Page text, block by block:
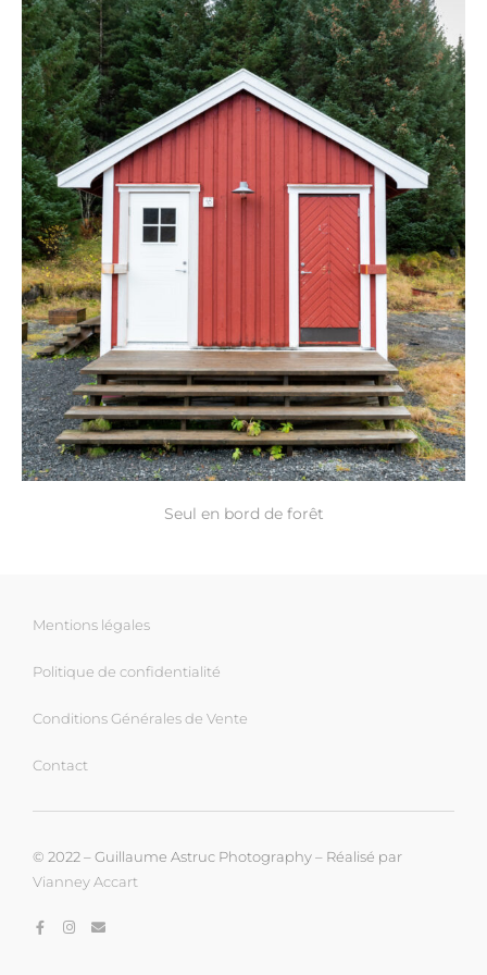
Seul en bord de forêt
Mentions légales
Politique de confidentialité
Conditions Générales de Vente
Contact
© 2022 – Guillaume Astruc Photography – Réalisé par
Vianney Accart